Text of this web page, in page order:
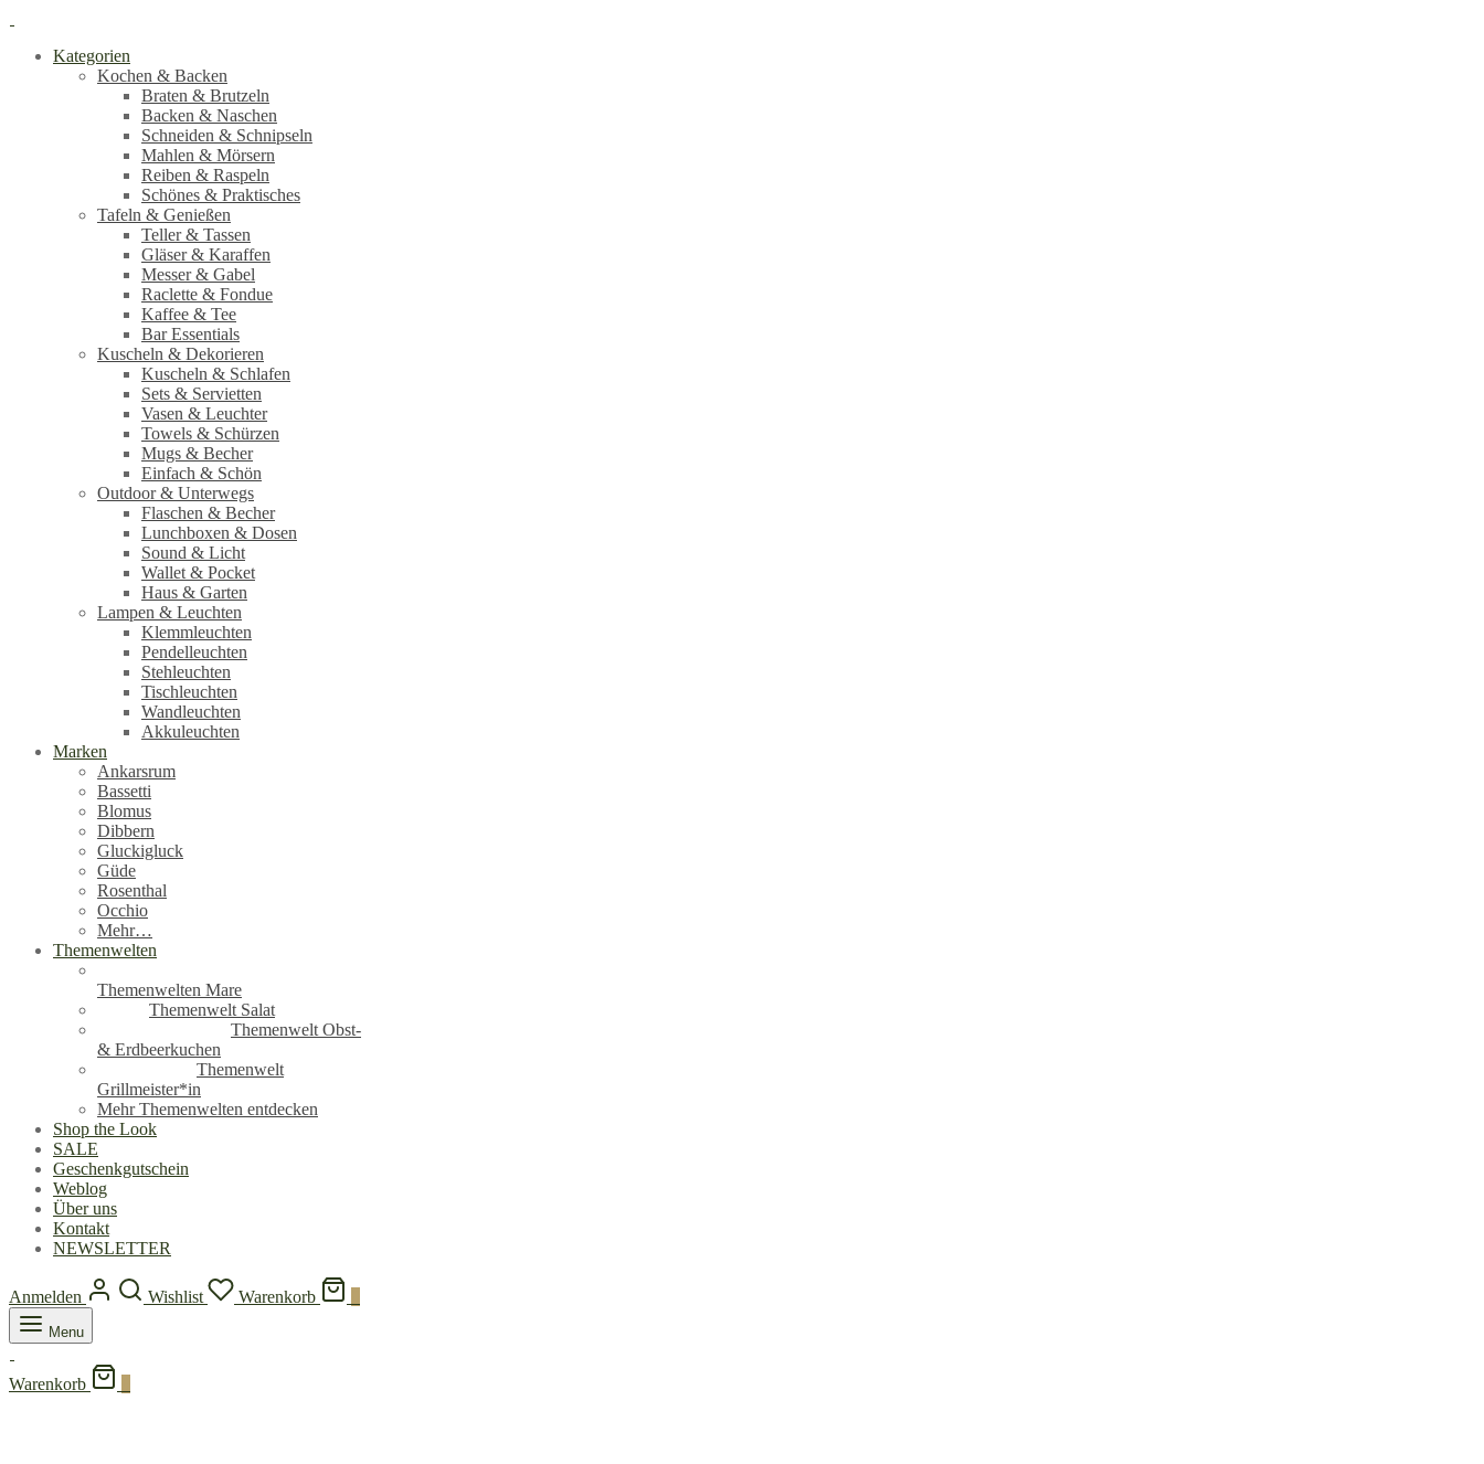
Kategorien
Kochen & Backen
Braten & Brutzeln
Backen & Naschen
Schneiden & Schnipseln
Mahlen & Mörsern
Reiben & Raspeln
Schönes & Praktisches
Tafeln & Genießen
Teller & Tassen
Gläser & Karaffen
Messer & Gabel
Raclette & Fondue
Kaffee & Tee
Bar Essentials
Kuscheln & Dekorieren
Kuscheln & Schlafen
Sets & Servietten
Vasen & Leuchter
Towels & Schürzen
Mugs & Becher
Einfach & Schön
Outdoor & Unterwegs
Flaschen & Becher
Lunchboxen & Dosen
Sound & Licht
Wallet & Pocket
Haus & Garten
Lampen & Leuchten
Klemmleuchten
Pendelleuchten
Stehleuchten
Tischleuchten
Wandleuchten
Akkuleuchten
Marken
Ankarsrum
Bassetti
Blomus
Dibbern
Gluckigluck
Güde
Rosenthal
Occhio
Mehr…
Themenwelten
Themenwelten Mare
Themenwelt Salat
Themenwelt Obst-
& Erdbeerkuchen
Themenwelt
Grillmeister*in
Mehr Themenwelten entdecken
Shop the Look
SALE
Geschenkgutschein
Weblog
Über uns
Kontakt
NEWSLETTER
Anmelden Wishlist Warenkorb
Menu
Warenkorb